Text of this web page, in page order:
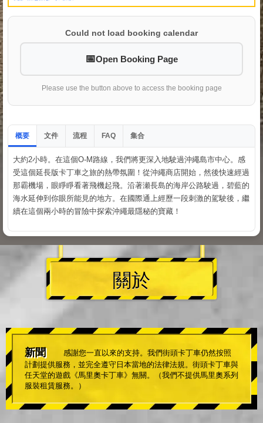
Could not load booking calendar
Open Booking Page
Please use the button above to access the booking page
概要 文件 流程 FAQ 集合
大約2小時。在這個O-M路線，我們將更深入地駛過沖繩島市中心。感
受這個延長版卡丁車之旅的熱帶氛圍！從沖繩商店開始，然後快速經過
那霸機場，眼睜睜看著飛機起飛。沿著瀬長島的海岸公路駛過，碧藍的
海水延伸到你眼所能見的地方。在國際通上經歷一段刺激的駕駛後，繼
續在這個兩小時的冒險中探索沖繩最隱秘的寶藏！
關於
新聞
感謝您一直以來的支持。我們街頭卡丁車仍然按照
計劃提供服務，並完全遵守日本當地的法律法規。街頭卡丁車與
任天堂的遊戲《馬里奧卡丁車》無關。（我們不提供馬里奧系列
服裝租賃服務。）